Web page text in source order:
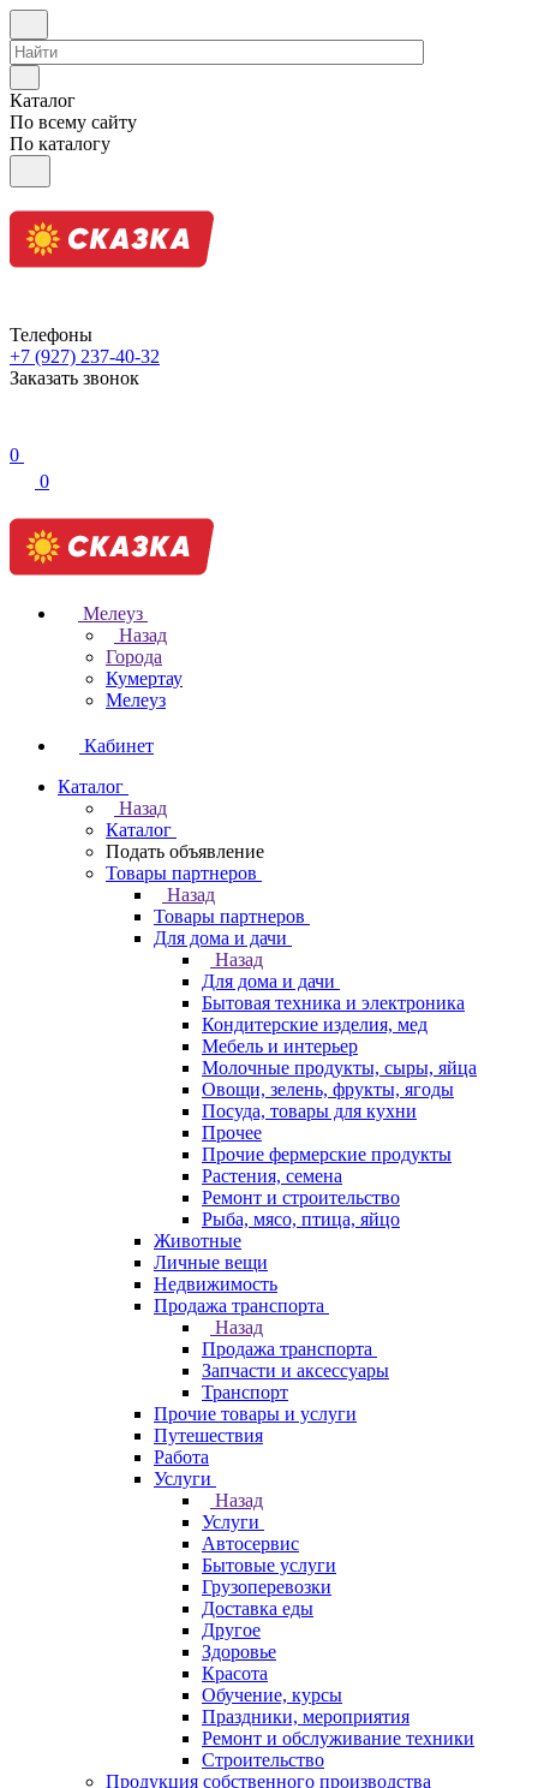
Каталог
По всему сайту
По каталогу
Телефоны
+7 (927) 237-40-32
Заказать звонок
0
0
Мелеуз
Назад
Города
Кумертау
Мелеуз
Кабинет
Каталог
Назад
Каталог
Подать объявление
Товары партнеров
Назад
Товары партнеров
Для дома и дачи
Назад
Для дома и дачи
Бытовая техника и электроника
Кондитерские изделия, мед
Мебель и интерьер
Молочные продукты, сыры, яйца
Овощи, зелень, фрукты, ягоды
Посуда, товары для кухни
Прочее
Прочие фермерские продукты
Растения, семена
Ремонт и строительство
Рыба, мясо, птица, яйцо
Животные
Личные вещи
Недвижимость
Продажа транспорта
Назад
Продажа транспорта
Запчасти и аксессуары
Транспорт
Прочие товары и услуги
Путешествия
Работа
Услуги
Назад
Услуги
Автосервис
Бытовые услуги
Грузоперевозки
Доставка еды
Другое
Здоровье
Красота
Обучение, курсы
Праздники, мероприятия
Ремонт и обслуживание техники
Строительство
Продукция собственного производства